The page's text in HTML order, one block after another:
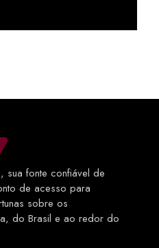
sua fonte confiável de
de acesso para
sobre os
do Brasil e ao redor do